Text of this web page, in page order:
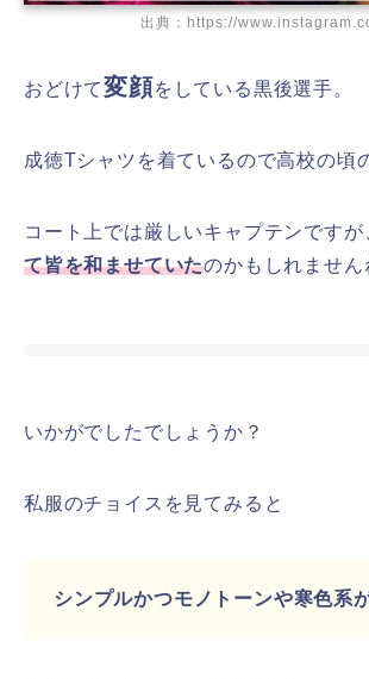
出典：https://
おどけて変顔をしている黒後選手。
成徳Tシャツを着ているので高校の頃
コート上では厳しいキャプテンですが
て皆を和ませていたのかもしれません
いかがでしたでしょうか？
私服のチョイスを見てみると
シンプルかつモノトーンや寒色系